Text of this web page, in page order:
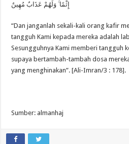
إِثْمًا ۚ وَلَهُمْ عَذَابٌ مُهِينٌ
“Dan janganlah sekali-kali orang kafir
tangguh Kami kepada mereka adalah
Sesungguhnya Kami memberi tangguh
supaya bertambah-tambah dosa
yang menghinakan”. [Ali-Imran/3 : 178].
Sumber: almanhaj